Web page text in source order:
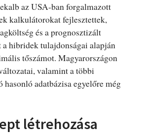
az USA-ban forgalmazott
kalkulátorokat fejlesztettek,
és a prognosztizált
hibridek tulajdonságai alapján
tőszámot. Magyarországon
valamint a többi
adatbázisa egyelőre még
létrehozása